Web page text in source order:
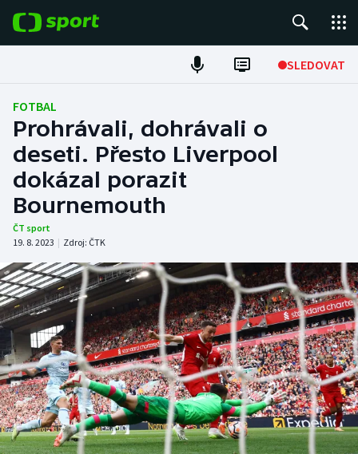
SLEDOVAT
Fotbal
Hokej
Tenis
Atletika
DALŠÍ SPORTY
Americký fotbal
Baseball a softbal
Basketbal
Biatlon
NEPŘEHLÉDNĚTE
Soutěže
Historické návraty
Aplikace ČT sport
FOTBAL
Prohrávali, dohrávali o
deseti. Přesto Liverpool
dokázal porazit
Bournemouth
ČT sport
19. 8. 2023 | Zdroj: ČTK